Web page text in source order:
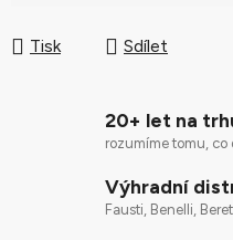
Tisk
Sdílet
20+ let na
rozumíme tomu, co
Výhradní
Fausti, Benelli,